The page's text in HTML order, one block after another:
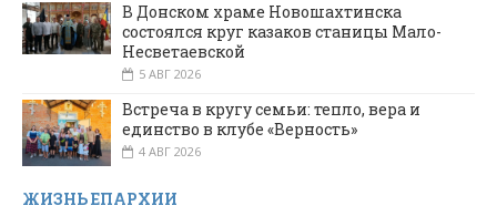
В Донском храме Новошахтинска
состоялся круг казаков станицы Мало-
Несветаевской
5 АВГ 2026
Встреча в кругу семьи: тепло, вера и
единство в клубе «Верность»
4 АВГ 2026
ЖИЗНЬ ЕПАРХИИ